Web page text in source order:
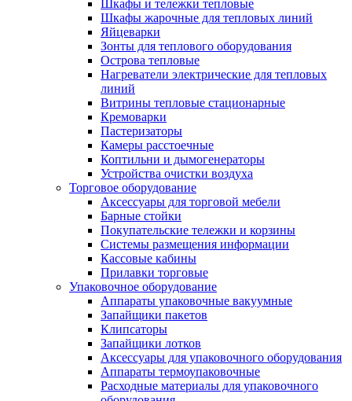
Шкафы и тележки тепловые
Шкафы жарочные для тепловых линий
Яйцеварки
Зонты для теплового оборудования
Острова тепловые
Нагреватели электрические для тепловых
линий
Витрины тепловые стационарные
Кремоварки
Пастеризаторы
Камеры расстоечные
Коптильни и дымогенераторы
Устройства очистки воздуха
Торговое оборудование
Аксессуары для торговой мебели
Барные стойки
Покупательские тележки и корзины
Системы размещения информации
Кассовые кабины
Прилавки торговые
Упаковочное оборудование
Аппараты упаковочные вакуумные
Запайщики пакетов
Клипсаторы
Запайщики лотков
Аксессуары для упаковочного оборудования
Аппараты термоупаковочные
Расходные материалы для упаковочного